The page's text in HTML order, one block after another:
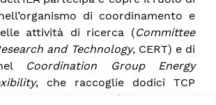
di coordinamento e
attività di ricerca (Committee
and Technology, CERT) e di
Coordination Group
Energy
, che raccoglie dodici TCP
della flessibilità del sistema